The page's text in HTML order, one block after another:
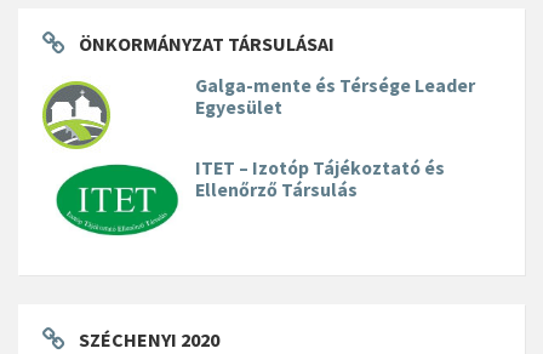
ÖNKORMÁNYZAT TÁRSULÁSAI
Galga-mente és Térsége Leader
Egyesület
ITET – Izotóp Tájékoztató és
Ellenőrző Társulás
SZÉCHENYI 2020